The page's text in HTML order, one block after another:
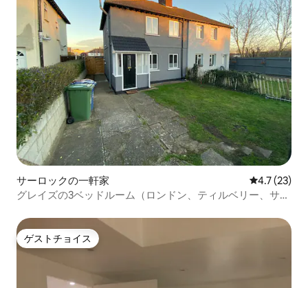
サーロックの一軒家 レビュー23
4.7 (23)
グレイズの3ベッドルーム（ロンドン、ティルベリー、サウ
ゲストチョイス
ゲストチョイス